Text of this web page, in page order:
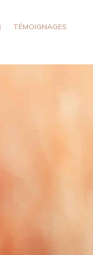
| TÉMOIGNAGES